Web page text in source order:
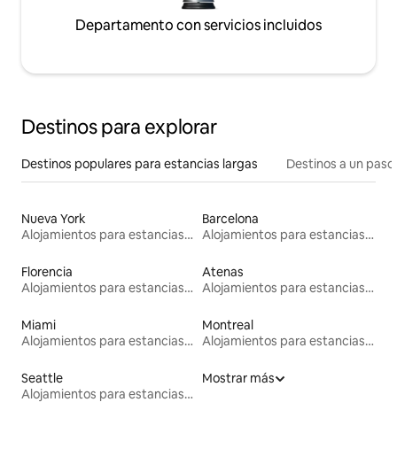
Departamento con servicios incluidos
Destinos para explorar
Destinos populares para estancias largas Destinos a un
Nueva York
Alojamientos para estancias largas
Barcelona
Alojamientos para estancias largas
Florencia
Alojamientos para estancias largas
Atenas
Alojamientos para estancias largas
Miami
Alojamientos para estancias largas
Montreal
Alojamientos para estancias largas
Seattle
Alojamientos para estancias largas
Mostrar más